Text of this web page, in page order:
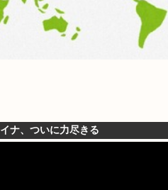
ナ、ついに力尽きる